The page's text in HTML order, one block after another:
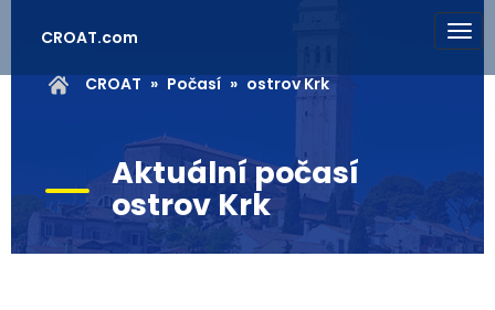
CROAT.com
CROAT Počasí ostrov Krk
Aktuální počasí
ostrov Krk